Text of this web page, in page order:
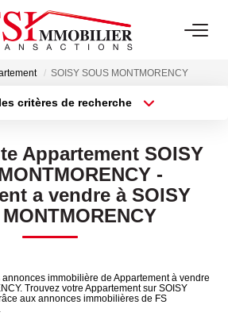
AGENCE
VENTES
LOCATIONS
GESTION
SOISY SOUS MONTMORENCY
critères de recherche
Surface min
Plus de critères
Appartement SOISY
-
a vendre à SOISY
immobilière de Appartement à vendre
Trouvez votre Appartement sur SOISY
aux annonces immobilières de FS